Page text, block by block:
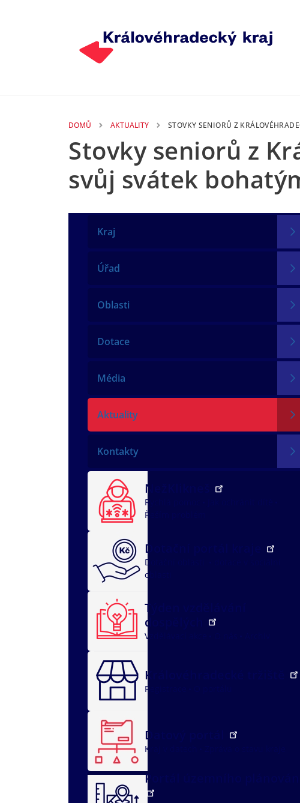
DOMŮ AKTUALITY STOVKY SENIORŮ Z
Stovky seniorů z
svůj svátek
Kraj
Úřad
Oblasti
Dotace
Média
Aktuality
Kontakty
NežKlikneš
Rychlá pomoc
Řeším problém
Dotační portál kraje
Dotační oblasti
oblasti
Týden vzdělávání
dospělých
Vzdělávací akce
Královéhradecké tržiště
Registrace
Datový portál
Kraj v datech
Portál územního plánování